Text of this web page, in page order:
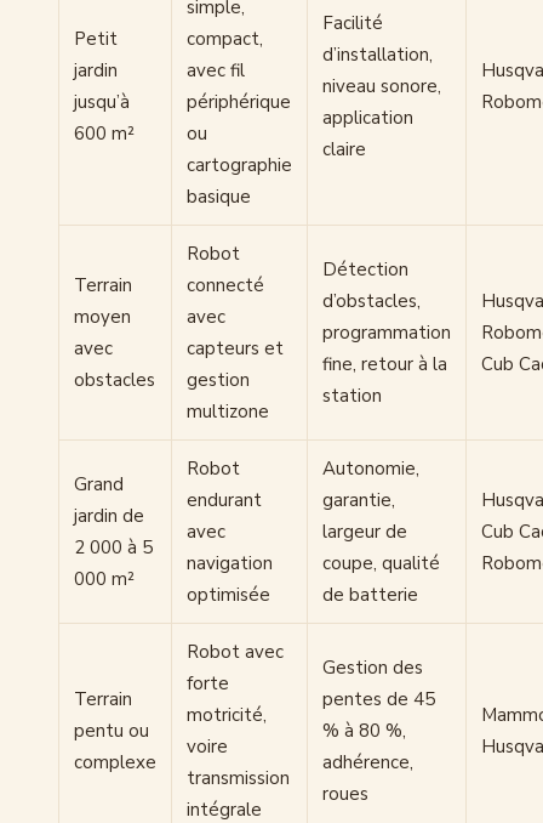
Petit
jardin
jusqu’à
600 m²
simple,
compact,
avec fil
périphérique
ou
cartographie
basique
Facilité
d’installation,
niveau sonore,
application
claire
Terrain
moyen
avec
obstacles
Robot
connecté
avec
capteurs et
gestion
multizone
Détection
d’obstacles,
programmation
fine, retour à la
station
Cub
Grand
jardin de
2 000 à 5
000 m²
Robot
endurant
avec
navigation
optimisée
Autonomie,
garantie,
largeur de
coupe, qualité
de batterie
Cub
Terrain
pentu ou
complexe
Robot avec
forte
motricité,
voire
transmission
intégrale
Gestion des
pentes de 45
% à 80 %,
adhérence,
roues